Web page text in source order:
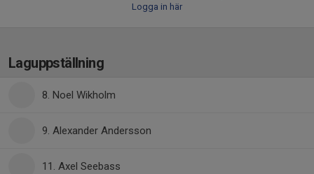
Logga in här
Laguppställning
8. Noel Wikholm
9. Alexander Andersson
11. Axel Seebass